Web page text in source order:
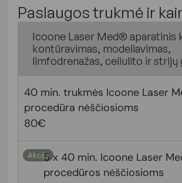
Paslaugos trukmė ir
Icoone Laser Med® aparatinis
kontūravimas, modeliavimas,
limfodrenažas, celiulito ir strijų
40 min. trukmės Icoone Laser
procedūra nėščiosioms
80€
Akcija5 x 40 min. Icoone Laser
procedūros nėščiosioms